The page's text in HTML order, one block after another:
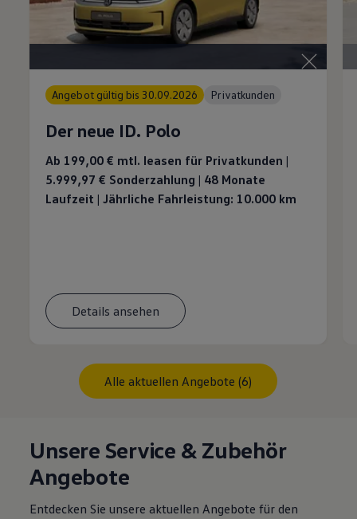
Angebot gültig bis 30.09.2026 Privatkunden
Der neue ID. Polo
Ab 199,00 € mtl. leasen für Privatkunden |
5.999,97 € Sonderzahlung | 48 Monate
Laufzeit | Jährliche Fahrleistung: 10.000 km
Details ansehen
Alle aktuellen Angebote (6)
Unsere Service & Zubehör
Angebote
Entdecken Sie unsere aktuellen Angebote für den